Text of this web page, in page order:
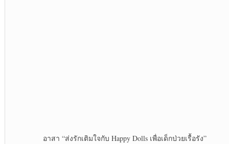
อาสา “ส่งรักเติมใจกับ Happy Dolls เพื่อเด็กป่วยเรื้อรัง”